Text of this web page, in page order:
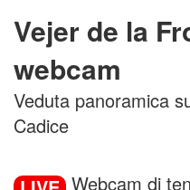
Vejer de la
webcam
Veduta panoramica
Cadice
Webcam di